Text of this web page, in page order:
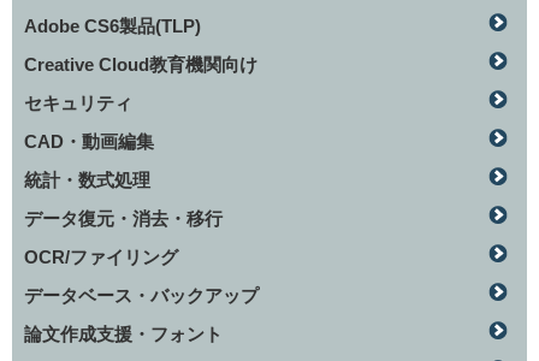
Adobe CS6製品(TLP)
Creative Cloud教育機関向け
セキュリティ
CAD・動画編集
統計・数式処理
データ復元・消去・移行
OCR/ファイリング
データベース・バックアップ
論文作成支援・フォント